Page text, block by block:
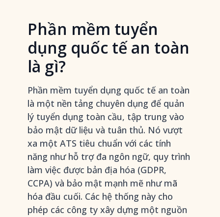
Phần mềm tuyển
dụng quốc tế an toàn
là gì?
Phần mềm tuyển dụng quốc tế an toàn
là một nền tảng chuyên dụng để quản
lý tuyển dụng toàn cầu, tập trung vào
bảo mật dữ liệu và tuân thủ. Nó vượt
xa một ATS tiêu chuẩn với các tính
năng như hỗ trợ đa ngôn ngữ, quy trình
làm việc được bản địa hóa (GDPR,
CCPA) và bảo mật mạnh mẽ như mã
hóa đầu cuối. Các hệ thống này cho
phép các công ty xây dựng một nguồn